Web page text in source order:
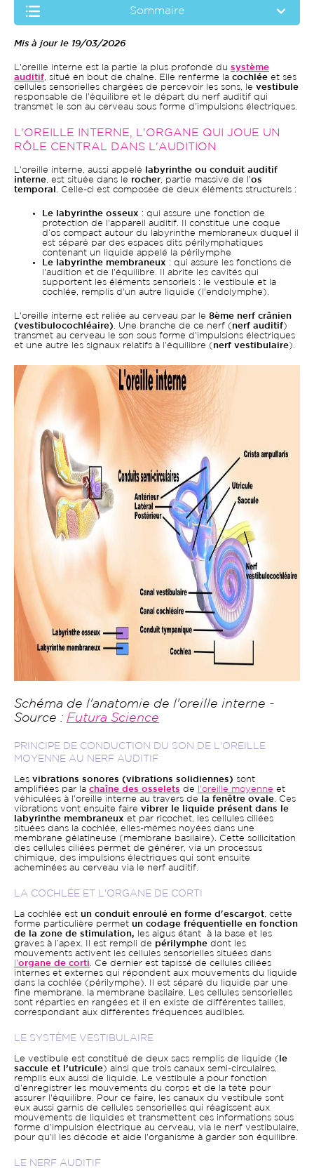
Sommaire
Mis à jour le 19/03/2026
L'oreille interne est la partie la plus profonde du système
auditif , situé en bout de chaîne. Elle renferme la cochlée et ses
cellules sensorielles chargées de percevoir les sons, le vestibule
responsable de l'équilibre et le départ du nerf auditif qui
transmet le son au cerveau sous forme d'impulsions électriques.
L'OREILLE INTERNE, L'ORGANE QUI JOUE UN
RÔLE CENTRAL DANS L'AUDITION
L'oreille interne, aussi appelé
labyrinthe ou conduit auditif
interne , est située dans le rocher , partie massive de l'os
temporal
. Celle-ci est composée de deux éléments structurels :
Le labyrinthe osseux : qui assure une fonction de
protection de l'appareil auditif. Il constitue une coque
d’os compact autour du labyrinthe membraneux duquel il
est séparé par des espaces dits périlymphatiques
contenant un liquide appelé la périlymphe
Le labyrinthe membraneux : qui assure les fonctions de
l'audition et de l'équilibre. Il abrite les cavités qui
supportent les éléments sensoriels : le vestibule et la
cochlée, remplis d'un autre liquide (l'endolymphe).
L'oreille interne est reliée au cerveau par le 8ème nerf crânien
(vestibulocochléaire) . Une branche de ce nerf ( nerf auditif)
transmet au cerveau le son sous forme d'impulsions électriques
et une autre les signaux relatifs à l'équilibre ( nerf vestibulaire).
Schéma de l'anatomie de l'oreille interne -
Source : Futura Science
PRINCIPE DE CONDUCTION DU SON DE L'OREILLE
MOYENNE AU NERF AUDITIF
Les vibrations sonores (vibrations solidiennes) sont
amplifiées par la chaîne des osselets de l'oreille moyenne et
véhiculées à l'oreille interne au travers de
la fenêtre ovale . Ces
vibrations vont ensuite faire vibrer le liquide présent dans le
labyrinthe membraneux et par ricochet, les cellules ciliées
situées dans la cochlée, elles-mêmes noyées dans une
membrane gélatineuse (membrane basilaire). Cette sollicitation
des cellules ciliées permet de générer, via un processus
chimique, des impulsions électriques qui sont ensuite
acheminées au cerveau via le nerf auditif.
LA COCHLÉE ET L'ORGANE DE CORTI
La cochlée est un conduit enroulé en forme d'escargot , cette
forme particulière permet un codage fréquentielle en fonction
de la zone de stimulation, les aigus étant à la base et les
graves à l’apex. Il est rempli de périlymphe dont les
mouvements activent les cellules sensorielles situées dans
l'organe de corti . Ce dernier est tapissé de cellules ciliées
internes et externes qui répondent aux mouvements du liquide
dans la cochlée (périlymphe). Il est séparé du liquide par une
fine membrane, la membrane basilaire. Les cellules sensorielles
sont réparties en rangées et il en existe de différentes tailles,
correspondant aux différentes fréquences audibles.
LE SYSTÈME VESTIBULAIRE
Le vestibule est constitué de deux sacs remplis de liquide ( le
saccule et l’utricule) ainsi que trois canaux semi-circulaires,
remplis eux aussi de liquide. Le vestibule a pour fonction
d'enregistrer les mouvements du corps et de la tête pour
assurer l'équilibre. Pour ce faire, les canaux du vestibule sont
eux aussi garnis de cellules sensorielles qui réagissent aux
mouvements de liquides et transmettent ces informations sous
forme d'impulsion électrique au cerveau, via le nerf vestibulaire,
pour qu'il les décode et aide l'organisme à garder son équilibre.
LE NERF AUDITIF